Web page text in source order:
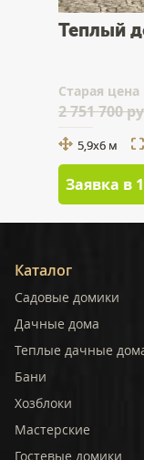
Теплый
Cтарая цена
2 751 700
5,9x6 м
Заявка в
Каталог
Садовые домики
Дачные дома
Теплые дачные
Бани
Хозблоки
Мастерские
Гостевые домики